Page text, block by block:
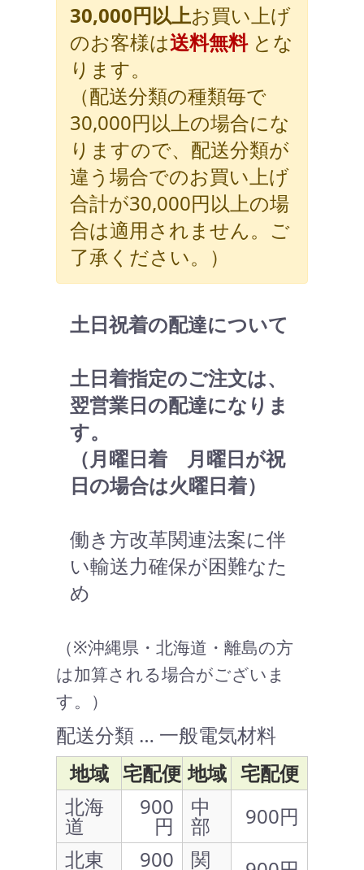
30,000円以上お買い上げ
のお客様は送料無料とな
ります。
（配送分類の種類毎で
30,000円以上の場合にな
りますので、配送分類が
違う場合でのお買い上げ
合計が30,000円以上の場
合は適用されません。ご
了承ください。）
土日祝着の配達について
土日着指定のご注文は、
翌営業日の配達になりま
す。
（月曜日着 月曜日が祝
日の場合は火曜日着）
働き方改革関連法案に伴
い輸送力確保が困難なた
め
（※沖縄県・北海道・離島の方
は加算される場合がございま
す。）
配送分類 … 一般電気材料
地域 宅配便 地域 宅配便
北海
道
900
円
中
部
900円
北東
900 関